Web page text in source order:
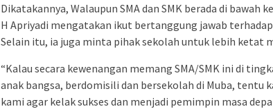
Dikatakannya, Walaupun SMA dan SMK berada di bawah
H Apriyadi mengatakan ikut bertanggung jawab
Selain itu, ia juga minta pihak sekolah untuk lebih ketat
“Kalau secara kewenangan memang SMA/SMK ini di
anak bangsa, berdomisili dan bersekolah di Muba, tentu
kami agar kelak sukses dan menjadi pemimpin masa